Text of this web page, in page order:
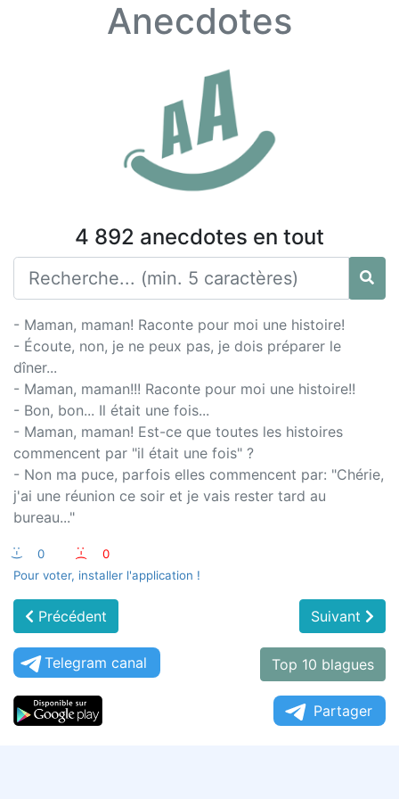
Anecdotes
4 892 anecdotes en tout
- Maman, maman! Raconte pour moi une histoire!
- Écoute, non, je ne peux pas, je dois préparer le
dîner...
- Maman, maman!!! Raconte pour moi une histoire!!
- Bon, bon... Il était une fois...
- Maman, maman! Est-ce que toutes les histoires
commencent par "il était une fois" ?
- Non ma puce, parfois elles commencent par: "Chérie,
j'ai une réunion ce soir et je vais rester tard au
bureau..."
:-) 0 :-(
0
Pour voter, installer l'application !
Précédent Suivant
Telegram canal Top 10 blagues
Partager